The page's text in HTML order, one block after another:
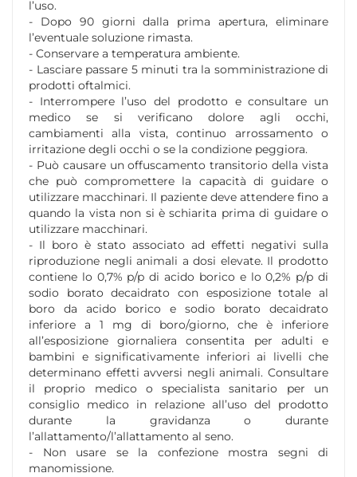
l’uso.
- Dopo 90 giorni dalla prima apertura, eliminare
l’eventuale soluzione rimasta.
- Conservare a temperatura ambiente.
- Lasciare passare 5 minuti tra la somministrazione di
prodotti oftalmici.
- Interrompere l’uso del prodotto e consultare un
medico se si verificano dolore agli occhi,
cambiamenti alla vista, continuo arrossamento o
irritazione degli occhi o se la condizione peggiora.
- Può causare un offuscamento transitorio della vista
che può compromettere la capacità di guidare o
utilizzare macchinari. Il paziente deve attendere fino a
quando la vista non si è schiarita prima di guidare o
utilizzare macchinari.
- Il boro è stato associato ad effetti negativi sulla
riproduzione negli animali a dosi elevate. Il prodotto
contiene lo 0,7% p/p di acido borico e lo 0,2% p/p di
sodio borato decaidrato con esposizione totale al
boro da acido borico e sodio borato decaidrato
inferiore a 1 mg di boro/giorno, che è inferiore
all’esposizione giornaliera consentita per adulti e
bambini e significativamente inferiori ai livelli che
determinano effetti avversi negli animali. Consultare
il proprio medico o specialista sanitario per un
consiglio medico in relazione all’uso del prodotto
durante la gravidanza o durante
l’allattamento/l’allattamento al seno.
- Non usare se la confezione mostra segni di
manomissione.